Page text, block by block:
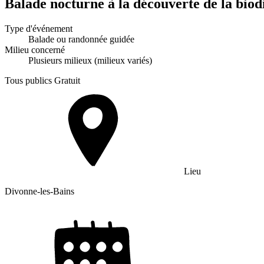
Balade nocturne à la découverte de la
Type d'événement
Balade ou randonnée guidée
Milieu concerné
Plusieurs milieux (milieux variés)
Tous publics Gratuit
Lieu
Divonne-les-Bains